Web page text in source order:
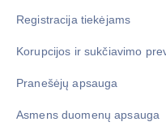
Registracija tiekėjams
Korupcijos ir sukčiavimo
Pranešėjų apsauga
Asmens duomenų apsauga